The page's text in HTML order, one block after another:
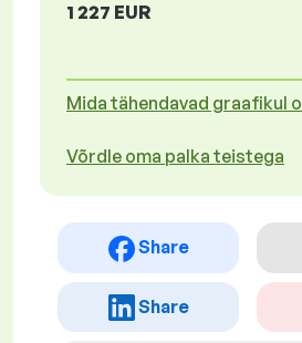
1 227 EUR
Mida tähendavad graafikul
Võrdle oma palka teistega
Share
Share